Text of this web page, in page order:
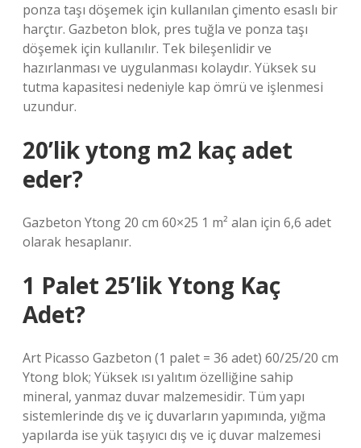
ponza taşı döşemek için kullanılan çimento esaslı bir
harçtır. Gazbeton blok, pres tuğla ve ponza taşı
döşemek için kullanılır. Tek bileşenlidir ve
hazırlanması ve uygulanması kolaydır. Yüksek su
tutma kapasitesi nedeniyle kap ömrü ve işlenmesi
uzundur.
20’lik ytong m2 kaç adet
eder?
Gazbeton Ytong 20 cm 60×25 1 m² alan için 6,6 adet
olarak hesaplanır.
1 Palet 25’lik Ytong Kaç
Adet?
Art Picasso Gazbeton (1 palet = 36 adet) 60/25/20 cm
Ytong blok; Yüksek ısı yalıtım özelliğine sahip
mineral, yanmaz duvar malzemesidir. Tüm yapı
sistemlerinde dış ve iç duvarların yapımında, yığma
yapılarda ise yük taşıyıcı dış ve iç duvar malzemesi